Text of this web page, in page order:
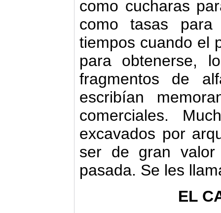
como cucharas
como tasas
tiempos cuando el
para obtenerse,
fragmentos de
escribían
comerciales.
excavados por
ser de gran
pasada. Se les
EL